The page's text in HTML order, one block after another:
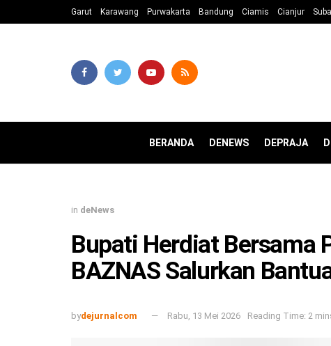
Garut Karawang Purwakarta Bandung Ciamis Cianjur
BERANDA DENEWS DEPRAJA
in deNews
Bupati Herdiat Bersama
BAZNAS Salurkan
bydejurnalcom Rabu, 13 Mei 2026 Reading Time: 2